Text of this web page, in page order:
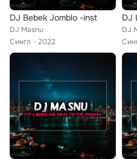
DJ Bebek Jomblo -inst
DJ Masnu
Сингл
2022
DJ
DJ